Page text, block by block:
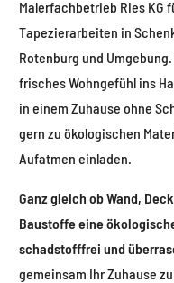
Malerfachbetrieb Ries KG
Tapezierarbeiten in
Rotenburg und
frisches Wohngefühl ins
in einem Zuhause ohne
gern zu ökologischen
Aufatmen einladen.
Ganz gleich ob Wand,
Baustoffe eine
schadstofffrei und
gemeinsam Ihr Zuhause